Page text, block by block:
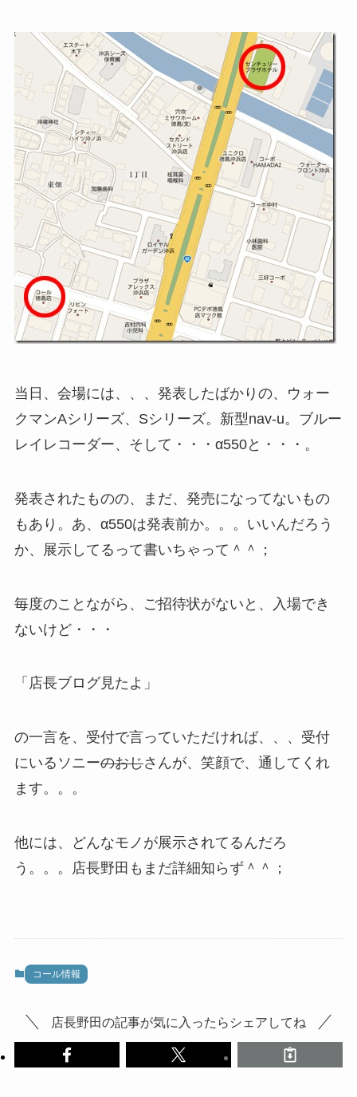
当日、会場には、、、発表したばかりの、ウォー
クマンAシリーズ、Sシリーズ。新型nav-u。ブルー
レイレコーダー、そして・・・α550と・・・。
発表されたものの、まだ、発売になってないもの
もあり。あ、α550は発表前か。。。いいんだろう
か、展示してるって書いちゃって＾＾；
毎度のことながら、ご招待状がないと、入場でき
ないけど・・・
「店長ブログ見たよ」
の一言を、受付で言っていただければ、、、受付
にいるソニーのおじさんが、笑顔で、通してくれ
ます。。。
他には、どんなモノが展示されてるんだろ
う。。。店長野田もまだ詳細知らず＾＾；
コール情報
店長野田の記事が気に入ったらシェアしてね